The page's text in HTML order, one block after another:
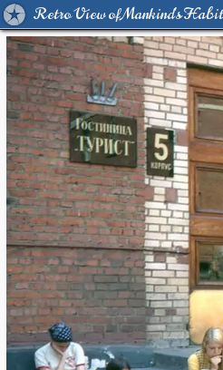
Retro View of Mankind's